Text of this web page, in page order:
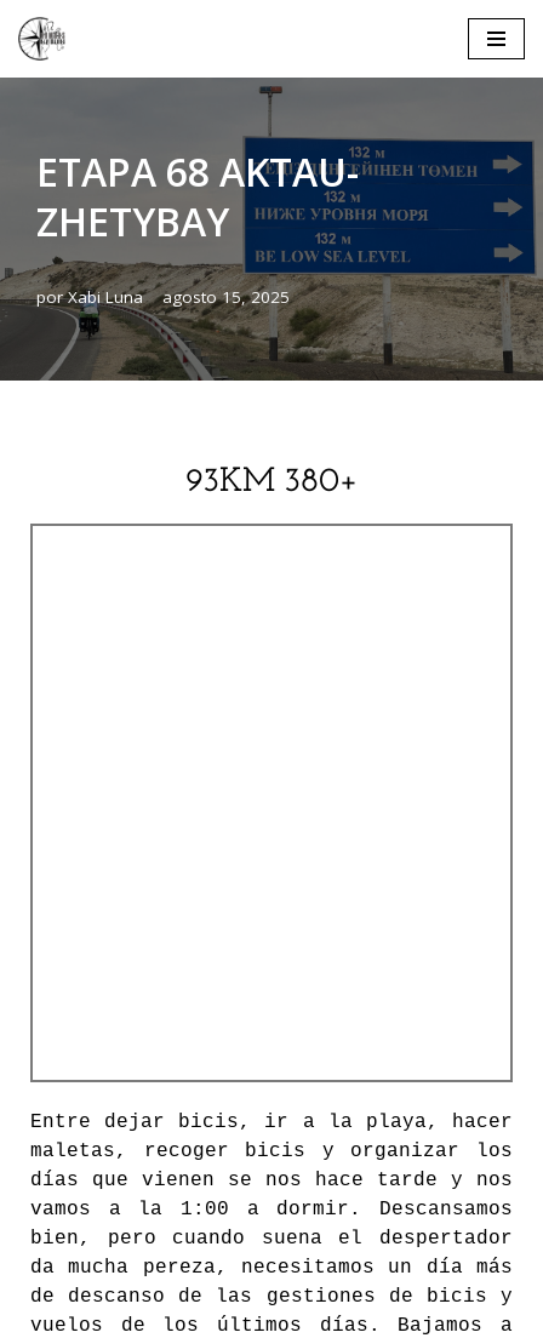
Saltar
ETAPA 68 AKTAU-
ZHETYBAY
porXabi Luna agosto 15, 2025
93KM 380+
Entre dejar bicis, ir a la playa, hacer
maletas, recoger bicis y organizar los
días que vienen se nos hace tarde y nos
vamos a la 1:00 a dormir. Descansamos
bien, pero cuando suena el despertador
da mucha pereza, necesitamos un día más
de descanso de las gestiones de bicis y
vuelos de los últimos días. Bajamos a